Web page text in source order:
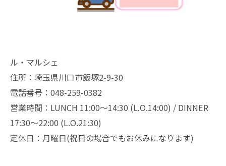
ル・マルシェ
住所：埼玉県川口市飯塚2-9-30
電話番号：048-259-0382
営業時間：LUNCH 11:00～14:30 (L.O.14:00) / DINNER
17:30～22:00 (L.O.21:30)
定休日：月曜日(祝日の場合でもお休みになります)